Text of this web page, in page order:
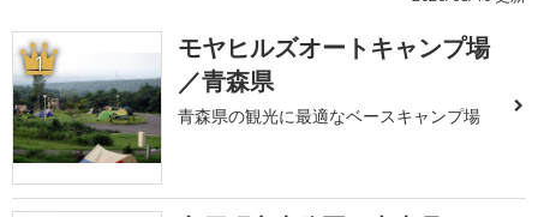
1
モヤヒルズオートキャンプ場
／青森県
青森県の観光に最適なベースキャンプ場